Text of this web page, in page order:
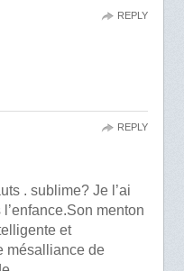
REPLY
. sublime? Je l’ai
menton
et
mésalliance de
REPLY